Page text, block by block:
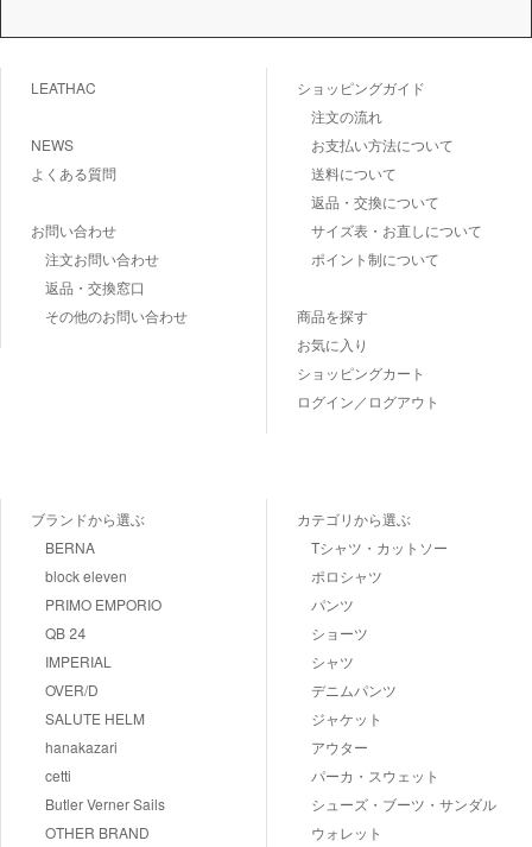
LEATHAC
NEWS
よくある質問
お問い合わせ
注文お問い合わせ
返品・交換窓口
その他のお問い合わせ
ショッピングガイド
注文の流れ
お支払い方法について
送料について
返品・交換について
サイズ表・お直しについて
ポイント制について
商品を探す
お気に入り
ショッピングカート
ログイン／ログアウト
ブランドから選ぶ
BERNA
block eleven
PRIMO EMPORIO
QB 24
IMPERIAL
OVER/D
SALUTE HELM
hanakazari
cetti
Butler Verner Sails
OTHER BRAND
カテゴリから選ぶ
Tシャツ・カットソー
ポロシャツ
パンツ
ショーツ
シャツ
デニムパンツ
ジャケット
アウター
パーカ・スウェット
シューズ・ブーツ・サンダル
ウォレット